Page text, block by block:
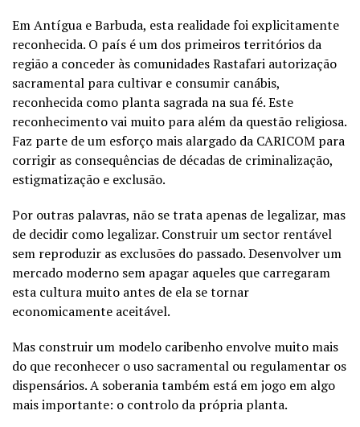
Em Antígua e Barbuda, esta realidade foi explicitamente
reconhecida. O país é um dos primeiros territórios da
região a conceder às comunidades Rastafari autorização
sacramental para cultivar e consumir canábis,
reconhecida como planta sagrada na sua fé. Este
reconhecimento vai muito para além da questão religiosa.
Faz parte de um esforço mais alargado da CARICOM para
corrigir as consequências de décadas de criminalização,
estigmatização e exclusão.
Por outras palavras, não se trata apenas de legalizar, mas
de decidir como legalizar. Construir um sector rentável
sem reproduzir as exclusões do passado. Desenvolver um
mercado moderno sem apagar aqueles que carregaram
esta cultura muito antes de ela se tornar
economicamente aceitável.
Mas construir um modelo caribenho envolve muito mais
do que reconhecer o uso sacramental ou regulamentar os
dispensários. A soberania também está em jogo em algo
mais importante: o controlo da própria planta.